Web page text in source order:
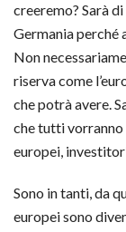
creeremo? Sarà
Germania perché
Non
riserva come
che potrà avere.
che tutti
europei,
Sono in tanti, da
europei sono